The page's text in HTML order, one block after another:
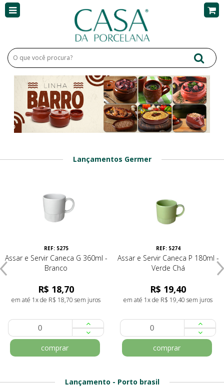
Lançamentos Germer
REF: 5275
Assar e Servir Caneca G 360ml -
Branco
R$ 18,70
em até 1x de R$ 18,70 sem juros
comprar
REF: 5274
Assar e Servir Caneca P 180ml -
Verde Chá
R$ 19,40
em até 1x de R$ 19,40 sem juros
comprar
Lançamento - Porto brasil